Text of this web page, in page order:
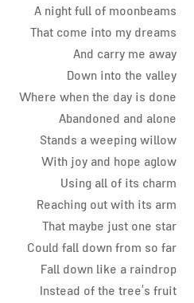
A night full of moonbeams
That come into my dreams
And carry me away
Down into the valley
Where when the day is done
Abandoned and alone
Stands a weeping willow
With joy and hope aglow
Using all of its charm
Reaching out with its arm
That maybe just one star
Could fall down from so far
Fall down like a raindrop
Instead of the tree’s fruit